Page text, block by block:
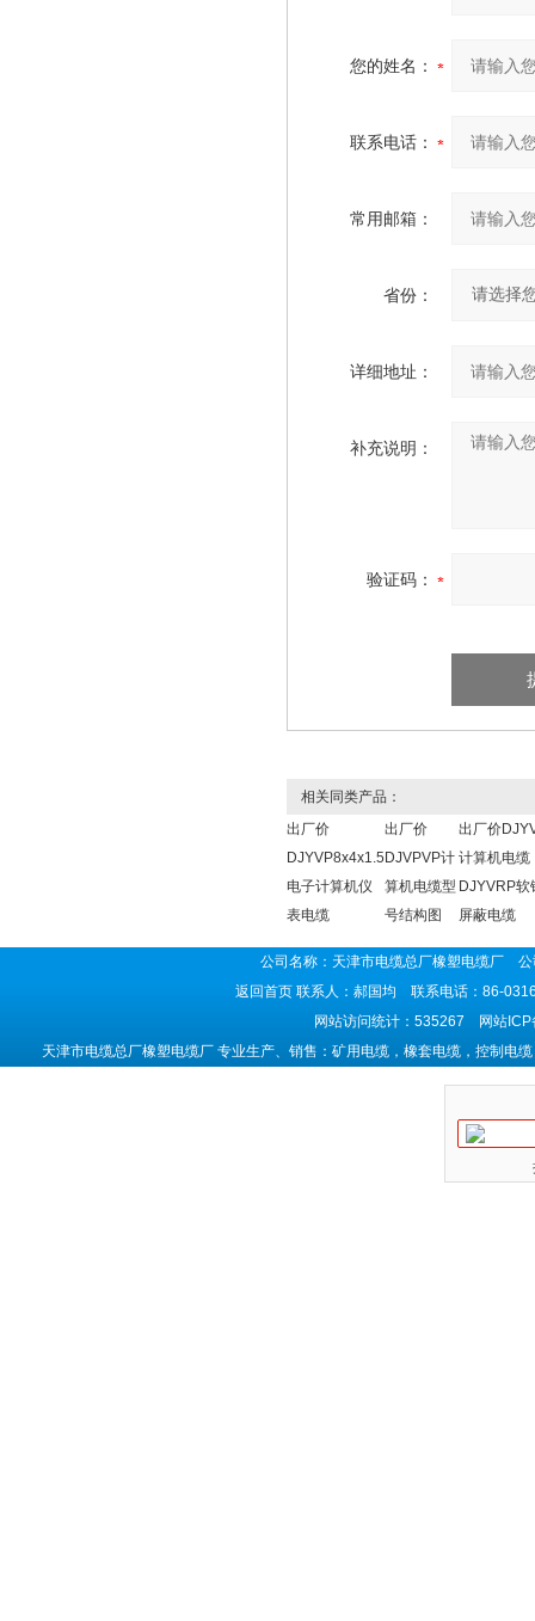
您的姓名：
联系电话：
常用邮箱：
省份：
详细地址：
补充说明：
验证码：
相关同类产品：
出厂价
DJYVP8x4x1.5
电子计算机仪
表电缆
出厂价
DJVPVP计
算机电缆型
号结构图
出厂价
计算机电缆
DJYVRP软
屏蔽电缆
公司名称：天津市电缆总厂橡塑电缆厂
返回首页联系人：郝国均 联系电话：86-
网站访问统计：535267 网站ICP
天津市电缆总厂橡塑电缆厂 专业生产、销售：矿用电缆，橡套电缆，控制电